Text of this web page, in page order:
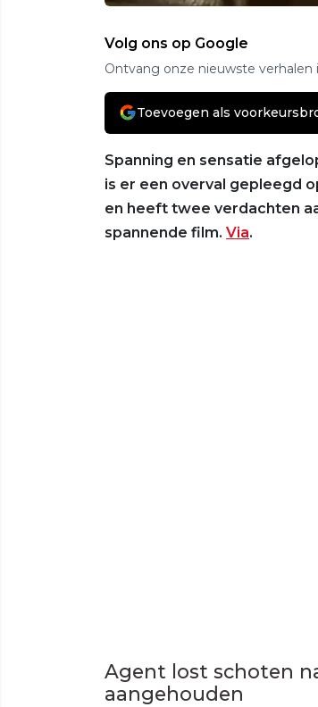
Volg ons op Google
Ontvang onze nieuwste verhalen
Toevoegen als
Spanning en sensatie
is er een overval gepleegd
en heeft twee verdachten
spannende film. Via.
Agent lost schoten
aangehouden